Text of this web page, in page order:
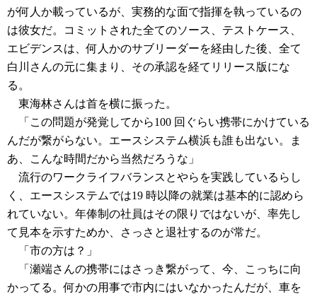
が何人か載っているが、実務的な面で指揮を執っているの
は彼女だ。コミットされた全てのソース、テストケース、
エビデンスは、何人かのサブリーダーを経由した後、全て
白川さんの元に集まり、その承認を経てリリース版にな
る。
東海林さんは首を横に振った。
「この問題が発覚してから100 回ぐらい携帯にかけている
んだが繋がらない。エースシステム横浜も誰も出ない。ま
あ、こんな時間だから当然だろうな」
流行のワークライフバランスとやらを実践しているらし
く、エースシステムでは19 時以降の就業は基本的に認めら
れていない。年俸制の社員はその限りではないが、率先し
て見本を示すためか、さっさと退社するのが常だ。
「市の方は？」
「瀬端さんの携帯にはさっき繋がって、今、こっちに向
かってる。何かの用事で市内にはいなかったんだが、車を